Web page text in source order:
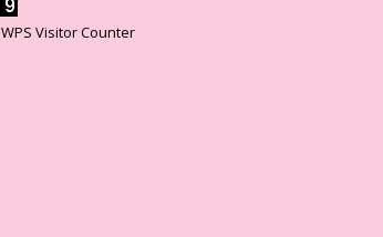
WPS Visitor Counter